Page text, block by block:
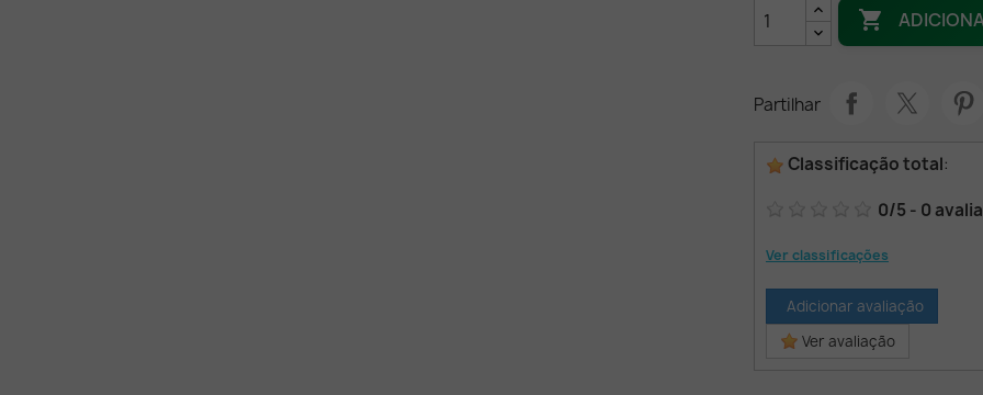

Partilhar
Classificação total:
0/5 - 0
Ver classificações
Adicionar avaliação
Ver avaliação